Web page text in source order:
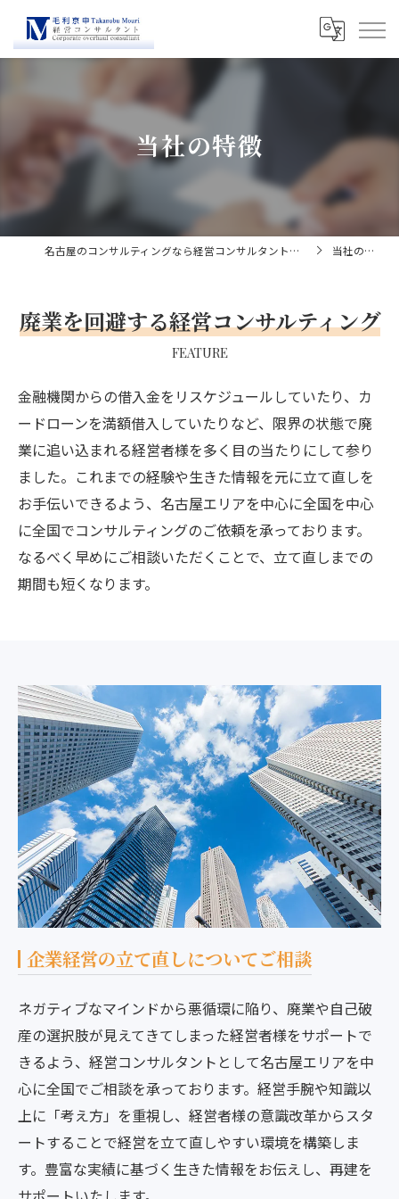
当社の特徴
名古屋のコンサルティングなら経営コンサルタント毛利京申 当社の特徴
廃業を回避する経営コンサルティング
FEATURE
金融機関からの借入金をリスケジュールしていたり、カ
ードローンを満額借入していたりなど、限界の状態で廃
業に追い込まれる経営者様を多く目の当たりにして参り
ました。これまでの経験や生きた情報を元に立て直しを
お手伝いできるよう、名古屋エリアを中心に全国を中心
に全国でコンサルティングのご依頼を承っております。
なるべく早めにご相談いただくことで、立て直しまでの
期間も短くなります。
企業経営の立て直しについてご相談
ネガティブなマインドから悪循環に陥り、廃業や自己破
産の選択肢が見えてきてしまった経営者様をサポートで
きるよう、経営コンサルタントとして名古屋エリアを中
心に全国でご相談を承っております。経営手腕や知識以
上に「考え方」を重視し、経営者様の意識改革からスタ
ートすることで経営を立て直しやすい環境を構築しま
す。豊富な実績に基づく生きた情報をお伝えし、再建を